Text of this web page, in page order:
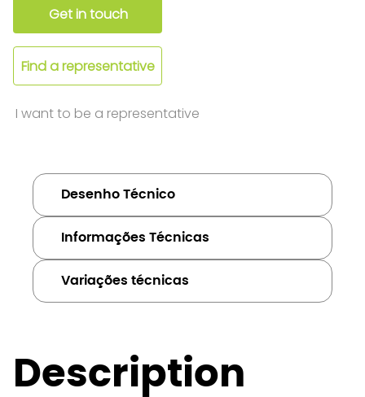
Get in touch
Find a representative
I want to be a representative
Desenho Técnico
Informações Técnicas
Variações técnicas
Description